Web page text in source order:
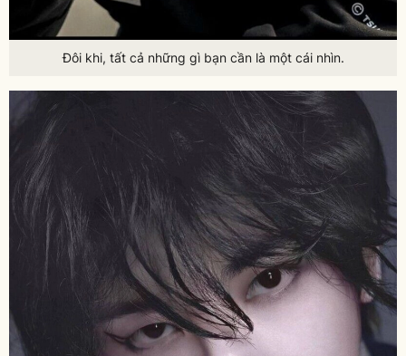
Đôi khi, tất cả những gì bạn cần là một cái nhìn.